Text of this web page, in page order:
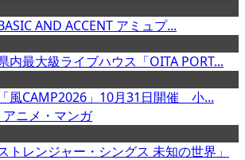
AND ACCENT アミュプ...
内最大級ライブハウス「OITA PORT...
風CAMP2026」10月31日開催 小...
ニメ・マンガ
トレンジャー・シングス 未知の世界」